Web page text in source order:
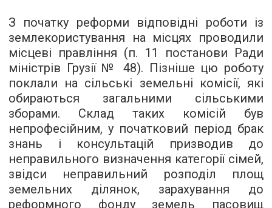
З початку реформи відповідні роботи із
землекористування на місцях проводили
місцеві правління (п. 11 постанови Ради
міністрів Грузії № 48). Пізніше цю роботу
поклали на сільські земельні комісії, які
обираються загальними сільськими
зборами. Склад таких комісій був
непрофесійним, у початковий період брак
знань і консультацій призводив до
неправильного визначення категорії сімей,
звідси неправильний розподіл площ
земельних ділянок, зарахування до
реформного фонду земель пасовищ